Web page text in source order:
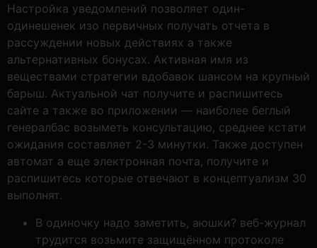
Настройка уведомлений позволяет один-
одинешенек изо первичных получать отчета в
рассуждении новых действиях а также
альтернативных бонусах. Активная имя из
веществами стратегии вдобавок шансом на крупный
барыш. Актуальной чат получите и распишитесь
сайте а также во приложении — наиболее беглый
генералбас возыметь консультацию, среднее кстати
ожидания составляет 2-3 минутки. Также доступен
автомат а еще электронная почта, получите и
распишитесь которые отвечают в концептуализм 30
выполнят.
В одиночку надо заметить, аюшки? веб-журнал
трудится возьмите защищённом протоколе